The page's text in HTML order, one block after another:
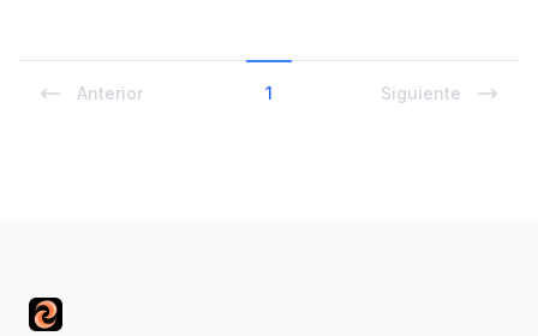
Anterior 1 Siguiente